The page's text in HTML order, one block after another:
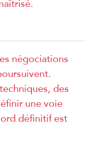
négociations
des
une voie
définitif est